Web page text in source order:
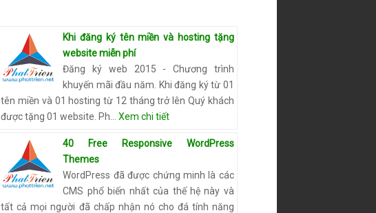
Khi đăng ký tên miền và hosting tặng
website miễn phí
Đăng ký web 2015 - Chương trình
khuyến mãi đầu năm. Khi đăng ký từ 01
tên miền và 01 hosting từ 12 tháng trở lên Quý khách
được tặng 01 website. Ph…
Xem chi tiết
40 Free Responsive WordPress
Themes
WordPress đã được chứng minh là các
CMS phổ biến nhất của thế hệ này và
tất cả mọi người đã chấp nhận nó cho đá tính năng